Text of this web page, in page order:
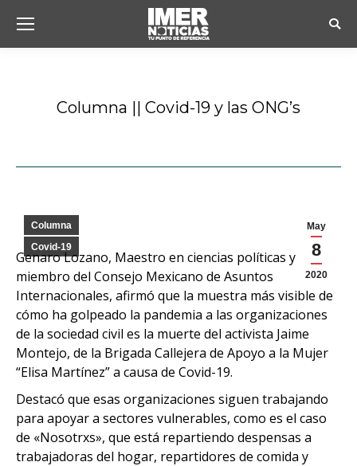
Columna || Covid-19 y las ONG’s
May
8
2020
Columna
Covid-19
Genaro Lozano, Maestro en ciencias políticas y
miembro del Consejo Mexicano de Asuntos
Internacionales, afirmó que la muestra más visible de
cómo ha golpeado la pandemia a las organizaciones
de la sociedad civil es la muerte del activista Jaime
Montejo, de la Brigada Callejera de Apoyo a la Mujer
“Elisa Martínez” a causa de Covid-19.
Destacó que esas organizaciones siguen trabajando
para apoyar a sectores vulnerables, como es el caso
de «Nosotrxs», que está repartiendo despensas a
trabajadoras del hogar, repartidores de comida y